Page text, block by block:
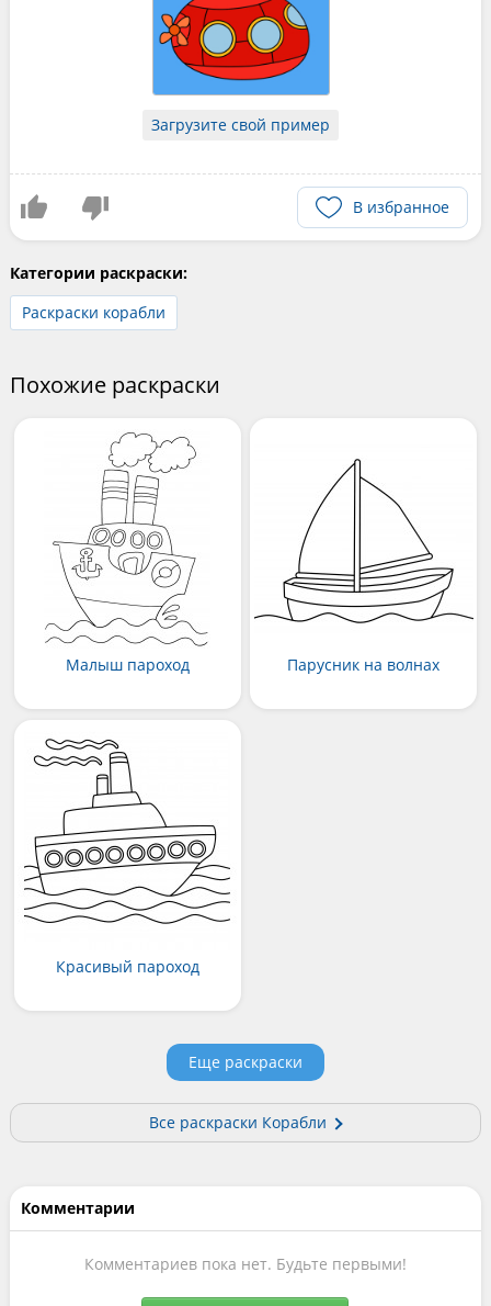
Загрузите свой пример
В избранное
Категории раскраски:
Раскраски корабли
Похожие раскраски
Малыш пароход Парусник на волнах
Красивый пароход
Еще раскраски
Все раскраски Корабли
Комментарии
Комментариев пока нет. Будьте первыми!